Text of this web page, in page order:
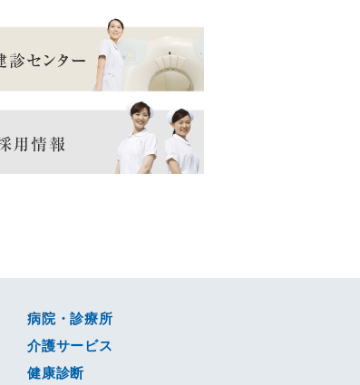
病院・診療所
介護サービス
健康診断